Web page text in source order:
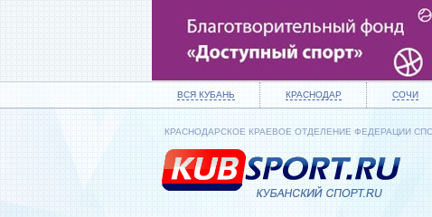
ВСЯ КУБАНЬ КРАСНОДАР СОЧИ
КРАСНОДАРСКОЕ КРАЕВОЕ ОТДЕЛЕНИЕ ФЕДЕРАЦИИ